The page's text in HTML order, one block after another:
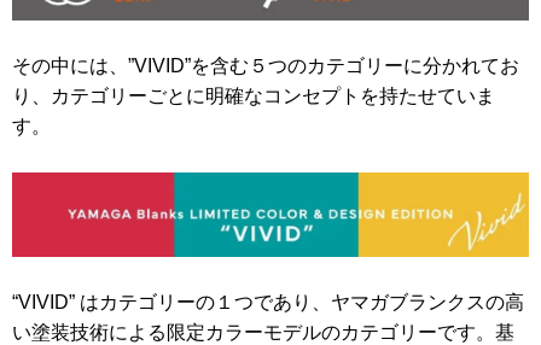
その中には、”VIVID”を含む５つのカテゴリーに分かれてお
り、カテゴリーごとに明確なコンセプトを持たせていま
す。
“VIVID” はカテゴリーの１つであり、ヤマガブランクスの高
い塗装技術による限定カラーモデルのカテゴリーです。基